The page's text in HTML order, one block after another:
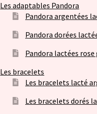
Les adaptables Pandora
Pandora argentées
Pandora dorées
Pandora lactées rose
Les bracelets
Les bracelets lacté
Les bracelets dorés